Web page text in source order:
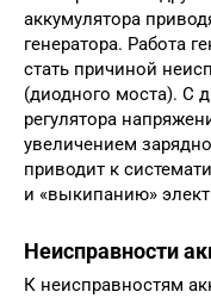
аккумулятора
генератора. Работа
стать причиной
(диодного моста). С
регулятора
увеличением
приводит к
и «выкипанию»
Неисправности
К неисправностям